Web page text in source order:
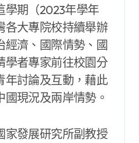
學期（2023年學年
各大專院校持續舉辦
經濟、國際情勢、國
學者專家前往校園分
年討論及互動，藉此
現況及兩岸情勢。
家發展研究所副教授